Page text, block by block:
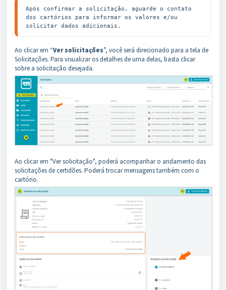
Após confirmar a solicitação, aguarde o contato
dos cartórios para informar os valores e/ou
solicitar dados adicionais.
Ao clicar em “Ver solicitações”, você será direcionado para a tela de
Solicitações. Para visualizar os detalhes de uma delas, basta clicar
sobre a solicitação desejada.
Ao clicar em "Ver solicitação", poderá acompanhar o andamento das
solicitações de certidões. Poderá trocar mensagens também com o
cartório.